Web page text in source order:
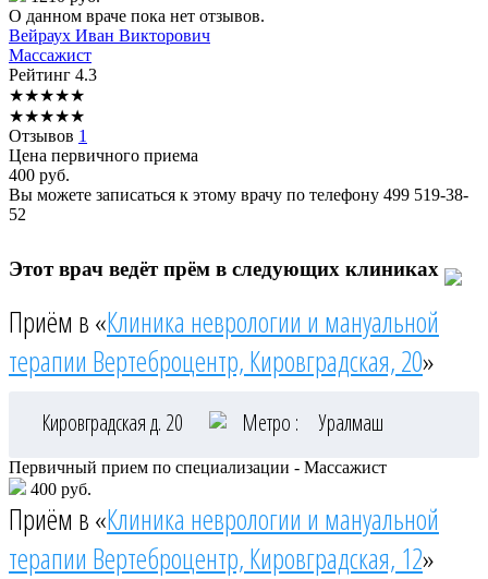
О данном враче пока нет отзывов.
Вейраух Иван Викторович
Массажист
Рейтинг 4.3
★★★★★
★★★★★
Отзывов 1
Цена первичного приема
400 руб.
Вы можете записаться к этому врачу по телефону 499 519-38-
52
Этот врач ведёт прём в следующих клиниках
Приём в «Клиника неврологии и мануальной
терапии Вертеброцентр, Кировградская, 20»
Кировградская д. 20 Метро : Уралмаш
Первичный прием по специализации - Массажист
400 руб.
Приём в «Клиника неврологии и мануальной
терапии Вертеброцентр, Кировградская, 12»